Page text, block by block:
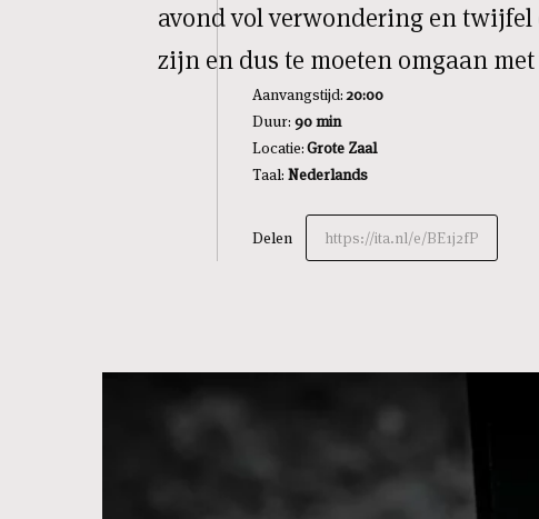
avond vol verwondering en twijfel
zijn en dus te moeten omgaan
Aanvangstijd:20:00
Duur: 90 min
Locatie:Grote Zaal
Taal: Nederlands
Delen https://ita.nl/e/BE1j2fP